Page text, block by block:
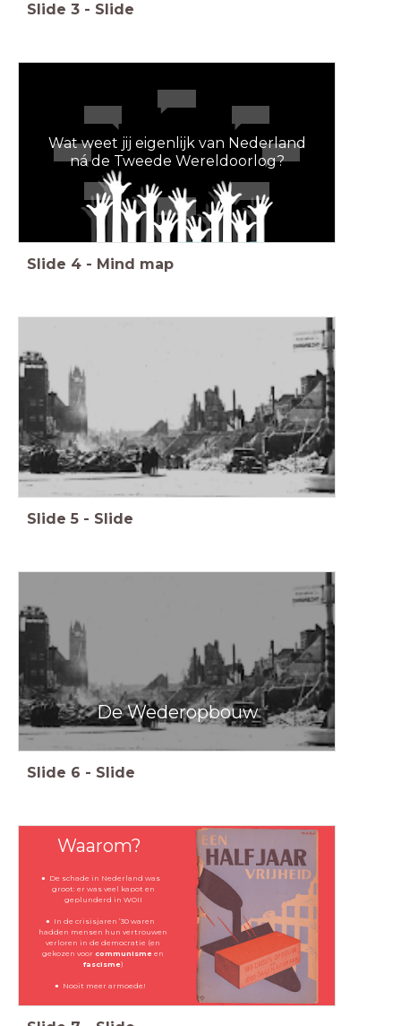
Slide 3 - Slide
Wat weet jij eigenlijk van Nederland
ná de Tweede Wereldoorlog?
Slide 4 - Mind map
Slide 5 - Slide
De Wederopbouw
Slide 6 - Slide
Waarom?
De schade in Nederland was
groot: er was veel kapot en
geplunderd in WOII
In de crisisjaren ’30 waren
hadden mensen hun vertrouwen
verloren in de democratie (en
gekozen voor communisme en
fascisme)
Nooit meer armoede!